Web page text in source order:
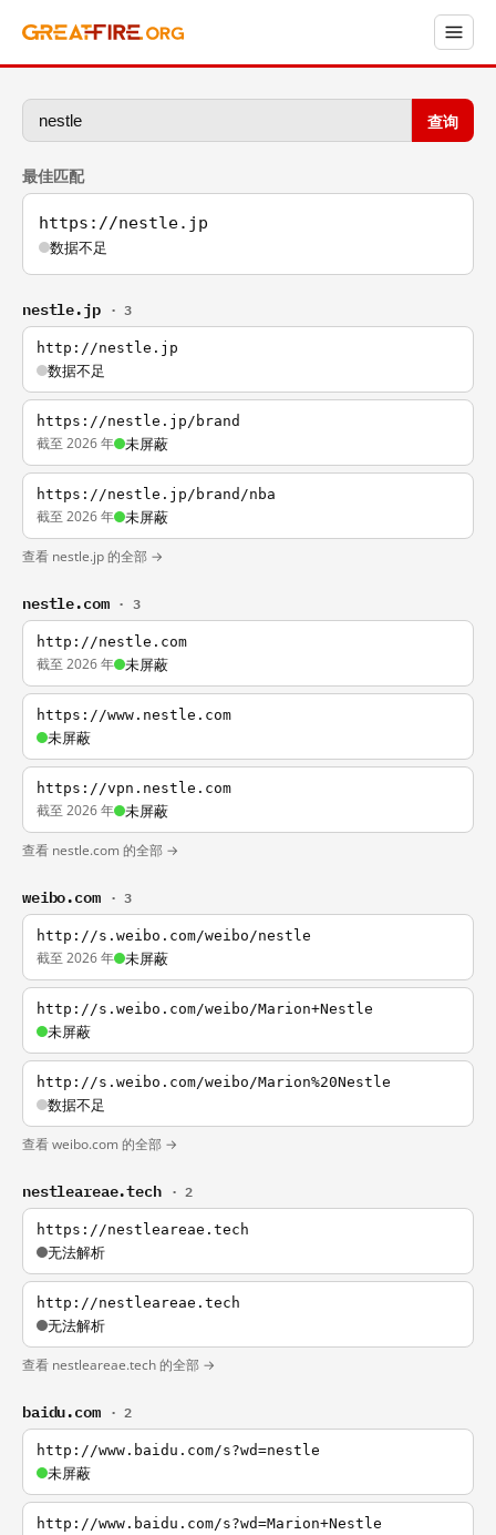
查询
最佳匹配
https://nestle.jp
数据不足
nestle.jp · 3
http://nestle.jp
数据不足
https://nestle.jp/brand
截至 2026 年 未屏蔽
https://nestle.jp/brand/nba
截至 2026 年 未屏蔽
查看 nestle.jp 的全部 →
nestle.com · 3
http://nestle.com
截至 2026 年 未屏蔽
https://www.nestle.com
未屏蔽
https://vpn.nestle.com
截至 2026 年 未屏蔽
查看 nestle.com 的全部 →
weibo.com · 3
http://s.weibo.com/weibo/nestle
截至 2026 年 未屏蔽
http://s.weibo.com/weibo/Marion+Nestle
未屏蔽
http://s.weibo.com/weibo/Marion%20Nestle
数据不足
查看 weibo.com 的全部 →
nestleareae.tech · 2
https://nestleareae.tech
无法解析
http://nestleareae.tech
无法解析
查看 nestleareae.tech 的全部 →
baidu.com · 2
http://www.baidu.com/s?wd=nestle
未屏蔽
http://www.baidu.com/s?wd=Marion+Nestle